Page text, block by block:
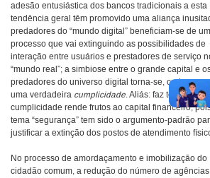
adesão entusiástica dos bancos tradicionais a esta
tendência geral têm promovido uma aliança
predadores do “mundo digital” beneficiam-se de um
processo que vai extinguindo as possibilidades de
interação entre usuários e prestadores de serviço
“mundo real”; a simbiose entre o grande capital e
predadores do universo digital torna-se, cada vez
uma verdadeira cumplicidade. Aliás: faz tempo que
cumplicidade rende frutos ao capital financeiro,
tema “segurança” tem sido o argumento-padrão
justificar a extinção dos postos de atendimento
No processo de amordaçamento e imobilização do
cidadão comum, a redução do número de agências